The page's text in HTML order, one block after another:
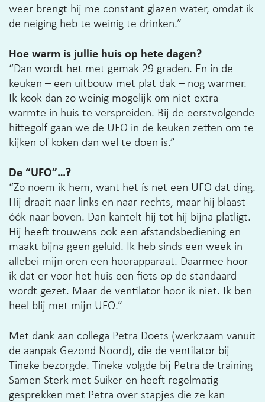
weer brengt hij me constant glazen water, omdat ik
de neiging heb te weinig te drinken.”
Hoe warm is jullie huis op hete dagen?
“Dan wordt het met gemak 29 graden. En in de
keuken – een uitbouw met plat dak – nog warmer.
Ik kook dan zo weinig mogelijk om niet extra
warmte in huis te verspreiden. Bij de eerstvolgende
hittegolf gaan we de UFO in de keuken zetten om te
kijken of koken dan wel te doen is.”
De “UFO”…?
“Zo noem ik hem, want het ís net een UFO dat ding.
Hij draait naar links en naar rechts, maar hij blaast
óók naar boven. Dan kantelt hij tot hij bijna platligt.
Hij heeft trouwens ook een afstandsbediening en
maakt bijna geen geluid. Ik heb sinds een week in
allebei mijn oren een hoorapparaat. Daarmee hoor
ik dat er voor het huis een fiets op de standaard
wordt gezet. Maar de ventilator hoor ik niet. Ik ben
heel blij met mijn UFO.”
Met dank aan collega Petra Doets (werkzaam vanuit
de aanpak Gezond Noord), die de ventilator bij
Tineke bezorgde. Tineke volgde bij Petra de training
Samen Sterk met Suiker en heeft regelmatig
gesprekken met Petra over stapjes die ze kan